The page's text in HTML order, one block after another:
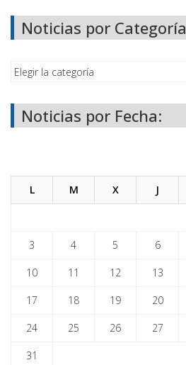
Noticias por Categoría
Noticias por Fecha:
L M X J
3 4 5 6
10 11 12 13
17 18 19 20
24 25 26 27
31